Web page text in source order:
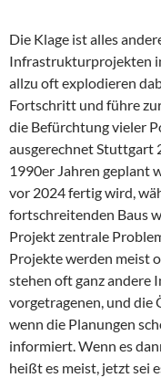
Die Klage ist alles
Infrastrukturprojekten
allzu oft explodieren
Fortschritt und führe
die Befürchtung vieler
ausgerechnet Stuttgart
1990er Jahren geplant
vor 2024 fertig wird,
fortschreitenden Baus
Projekt zentrale
Projekte werden meist
stehen oft ganz andere
vorgetragenen, und die
wenn die Planungen
informiert. Wenn es
heißt es meist, jetzt sei